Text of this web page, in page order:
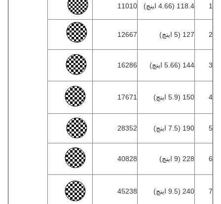
118.4 (4.66 اینچ) 11010
127 (5 اینچ) 12667
144 (5.66 اینچ) 16286
4 150 (5.9 اینچ) 17671
5 190 (7.5 اینچ) 28352
228 (9 اینچ) 40828
240 (9.5 اینچ) 45238